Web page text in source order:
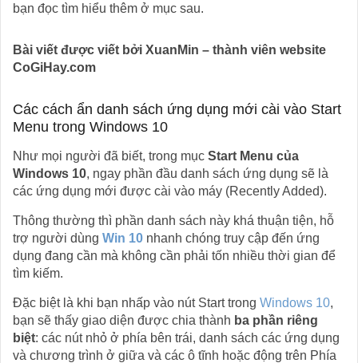
bạn đọc tìm hiểu thêm ở mục sau.
Bài viết được viết bởi XuanMin – thành viên website
CoGiHay.com
Các cách ẩn danh sách ứng dụng mới cài vào Start
Menu trong Windows 10
Như mọi người đã biết, trong mục Start Menu của
Windows 10, ngay phần đầu danh sách ứng dụng sẽ là
các ứng dụng mới được cài vào máy (Recently Added).
Thông thường thì phần danh sách này khá thuận tiện, hỗ
trợ người dùng Win 10 nhanh chóng truy cập đến ứng
dụng đang cần mà không cần phải tốn nhiều thời gian để
tìm kiếm.
Đặc biệt là khi bạn nhấp vào nút Start trong Windows 10,
bạn sẽ thấy giao diện được chia thành ba phần riêng
biệt: các nút nhỏ ở phía bên trái, danh sách các ứng dụng
và chương trình ở giữa và các ô tĩnh hoặc động trên Phía